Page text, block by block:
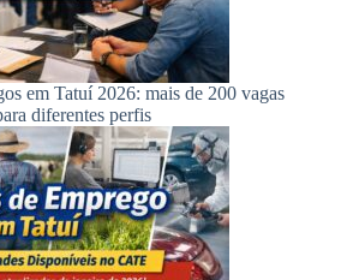
em Tatuí 2026: mais de 200 vagas
diferentes perfis